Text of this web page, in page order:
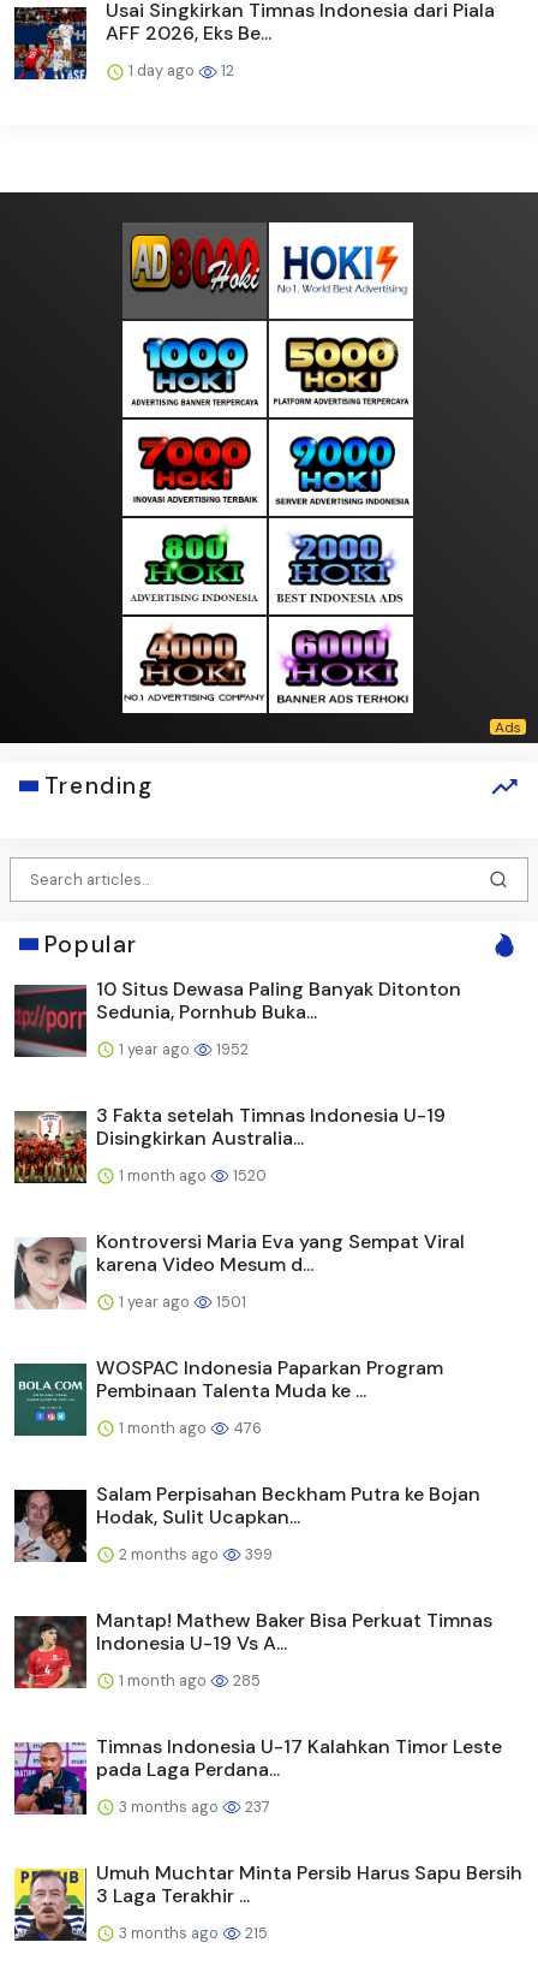
Usai Singkirkan Timnas Indonesia dari Piala
AFF 2026, Eks Be...
1 day ago 12
Trending
Popular
10 Situs Dewasa Paling Banyak Ditonton
Sedunia, Pornhub Buka...
1 year ago 1952
3 Fakta setelah Timnas Indonesia U-19
Disingkirkan Australia...
1 month ago 1520
Kontroversi Maria Eva yang Sempat Viral
karena Video Mesum d...
1 year ago 1501
WOSPAC Indonesia Paparkan Program
Pembinaan Talenta Muda ke ...
1 month ago 476
Salam Perpisahan Beckham Putra ke Bojan
Hodak, Sulit Ucapkan...
2 months ago 399
Mantap! Mathew Baker Bisa Perkuat Timnas
Indonesia U-19 Vs A...
1 month ago 285
Timnas Indonesia U-17 Kalahkan Timor Leste
pada Laga Perdana...
3 months ago 237
Umuh Muchtar Minta Persib Harus Sapu Bersih
3 Laga Terakhir ...
3 months ago 215